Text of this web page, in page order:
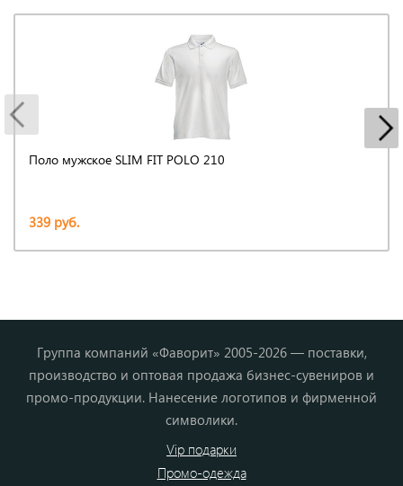
Поло мужское SLIM FIT POLO 210
339 руб.
Группа компаний «Фаворит» 2005-2026 — поставки,
производство и оптовая продажа бизнес-сувениров и
промо-продукции. Нанесение логотипов и фирменной
символики.
Vip подарки
Промо-одежда